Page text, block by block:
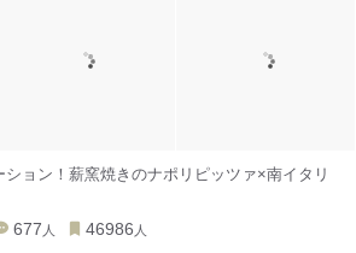
ョン！薪窯焼きのナポリピッツァ×南イタリ
677 人 46986 人